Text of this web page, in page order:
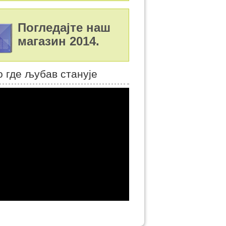
Погледајте наш
магазин 2014.
где љубав станује